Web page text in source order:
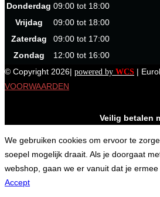
Donderdag 09:00 tot 18:00
Vrijdag
09:00 tot 18:00
Zaterdag
09:00 tot 17:00
Zondag
12:00 tot 16:00
© Copyright 2026| powered by WCS |
VOORWAARDEN
Veilig betalen
We gebruiken cookies om ervoor te
soepel mogelijk draait. Als je doorgaat
webshop, gaan we er vanuit dat je ermee
Accept